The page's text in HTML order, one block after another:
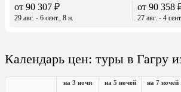
от 90 307 ₽
29 авг. - 6 сент., 8 н.
от 90 358
27 авг. - 4
Календарь цен: туры в Гагру
на 3 ночи на 5 ночей на 7 ночей